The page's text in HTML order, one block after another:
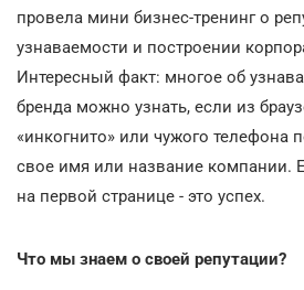
провела мини бизнес-тренинг о
узнаваемости и построении
Интересный факт: многое об
бренда можно узнать, если из
«инкогнито» или чужого телефона
свое имя или название компании.
на первой странице - это успех.
Что мы знаем о своей репутации?